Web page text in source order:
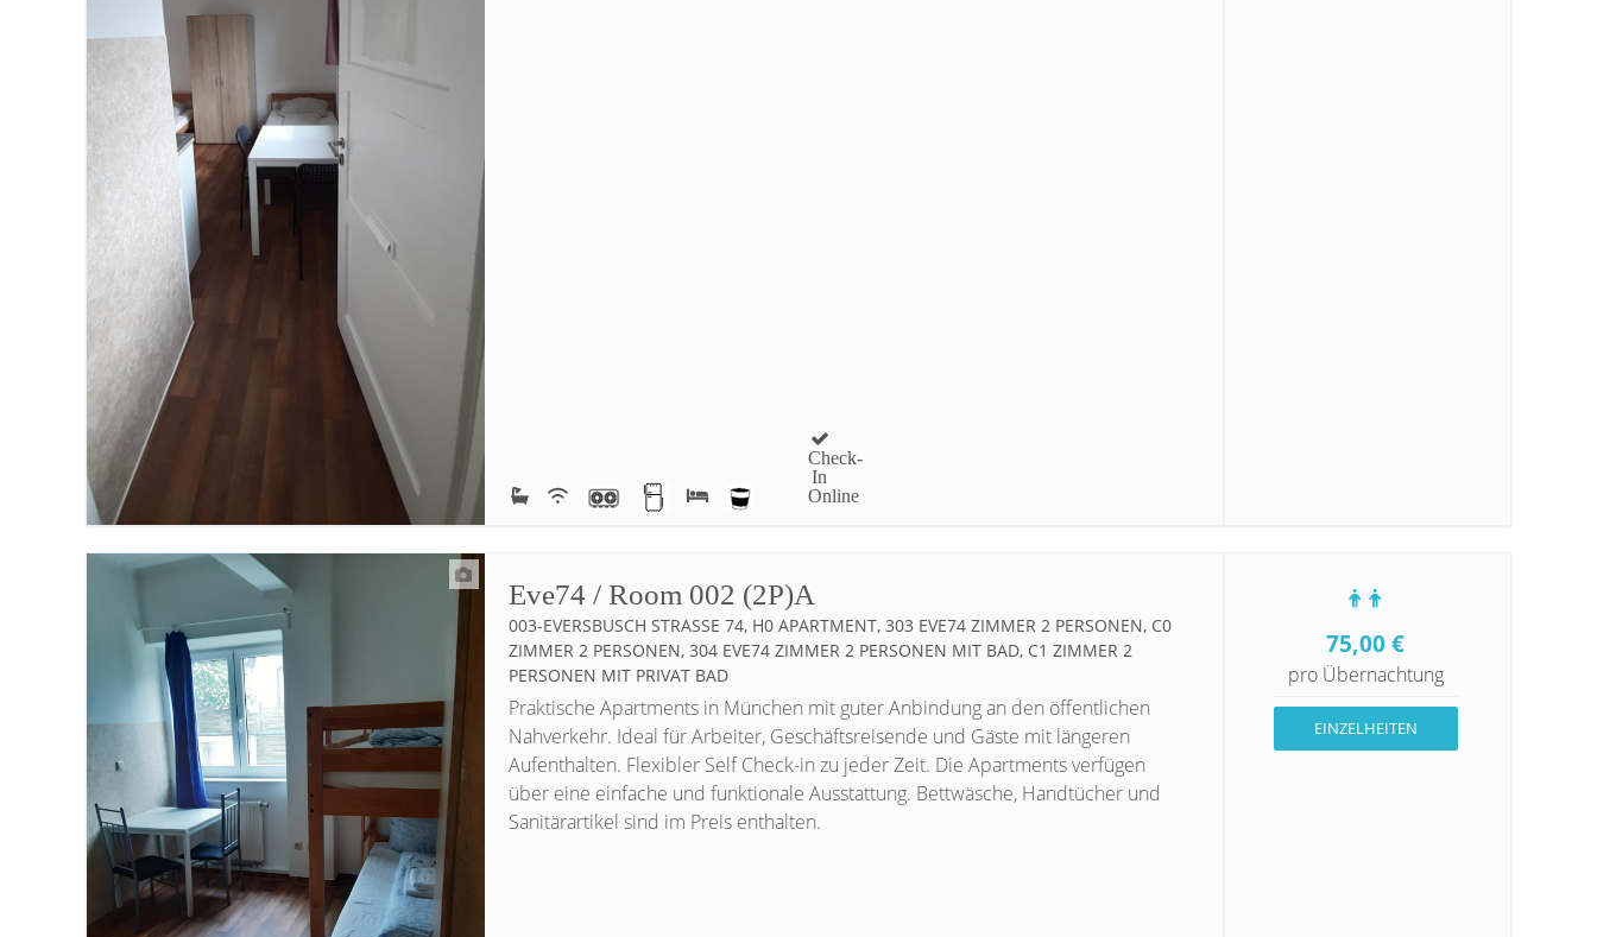
Check-
In
Online
Eve74 / Room 002 (2P)A
003-EVERSBUSCH STRASSE 74, H0 APARTMENT, 303 EVE74 ZIMMER 2 PERSONEN, C0 Z
IMMER 2 PERSONEN, 304 EVE74 ZIMMER 2 PERSONEN MIT BAD, C1 ZIMMER 2 P
ERSONEN MIT PRIVAT BAD
Praktische Apartments in München mit guter Anbindung an den öffentlichen
Nahverkehr. Ideal für Arbeiter, Geschäftsreisende und Gäste mit längeren
Aufenthalten. Flexibler Self Check-in zu jeder Zeit. Die Apartments verfügen
über eine einfache und funktionale Ausstattung. Bettwäsche, Handtücher und
Sanitärartikel sind im Preis enthalten.
75,00€
pro Übernachtung
EINZELHEITEN